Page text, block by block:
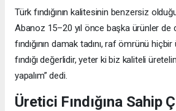
Türk fındığının kalitesinin benzersiz
Abanoz 15–20 yıl önce başka ürünler de
fındığının damak tadını, raf ömrünü
fındığı değerlidir, yeter ki biz kaliteli
yapalım” dedi.
Üretici Fındığına Sahip